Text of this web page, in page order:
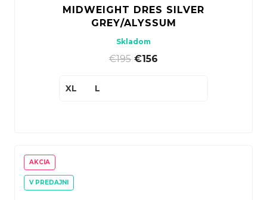
MIDWEIGHT DRES SILVER
GREY/ALYSSUM
Skladom
€195 €156
XL L
AKCIA
V PREDAJNI